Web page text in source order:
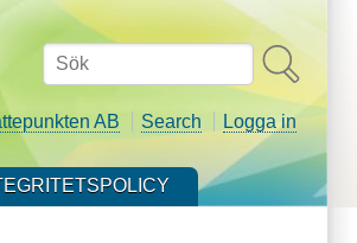
Sök
AB Search Logga in